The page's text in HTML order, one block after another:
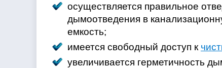
осуществляется правильное
дымоотведения в
емкость;
имеется свободный доступ к
увеличивается герметичность